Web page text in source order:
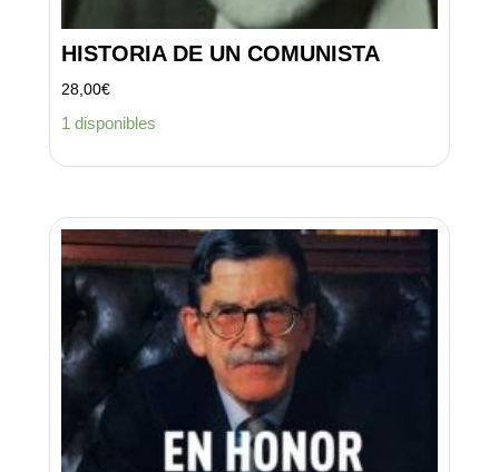
HISTORIA DE UN COMUNISTA
28,00€
1 disponibles